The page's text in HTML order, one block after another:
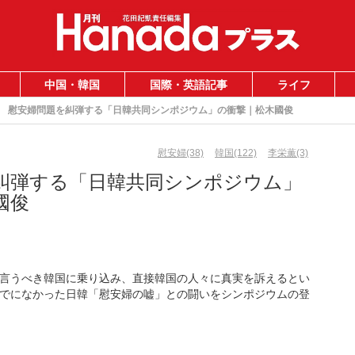
中国・韓国 国際・英語記事 ライフ
慰安婦問題を糾弾する「日韓共同シンポジウム」の衝撃｜松木國俊
慰安婦(38) 韓国(122) 李栄薫(3)
弾する「日韓共同シンポジウム」
俊
うべき韓国に乗り込み、直接韓国の人々に真実を訴えるとい
になかった日韓「慰安婦の嘘」との闘いをシンポジウムの登